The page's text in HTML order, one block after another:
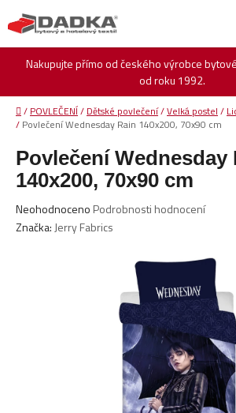
na
obsah
Nakupujte přímo od českého výrobce
od roku 1992.
Domů
/ POVLEČENÍ/ Dětské povlečení/Velká postel /
/ Povlečení Wednesday Rain 140x200, 70x90 cm
Povlečení Wednesday
140x200, 70x90 cm
Průměrné
hodnocení
Neohodnoceno Podrobnosti hodnocení
Značka: Jerry Fabrics